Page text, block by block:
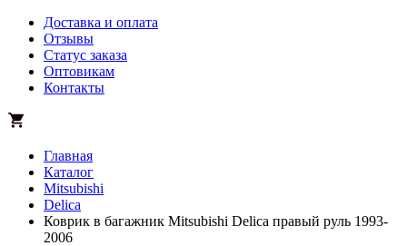
Доставка и оплата
Отзывы
Статус заказа
Оптовикам
Контакты
Главная
Каталог
Mitsubishi
Delica
Коврик в багажник Mitsubishi Delica правый руль 1993-
2006